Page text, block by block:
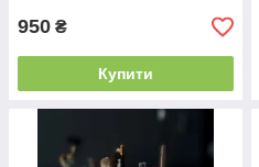
950 ₴
Купити